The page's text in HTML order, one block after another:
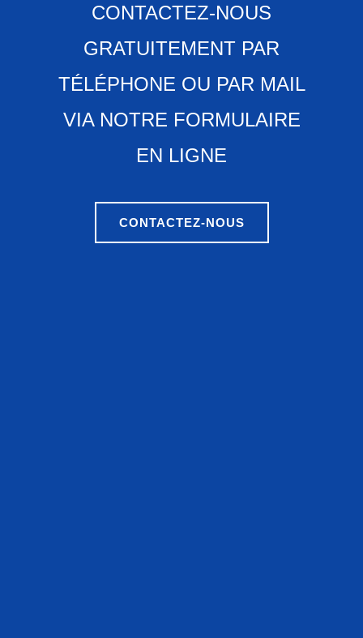
CONTACTEZ-NOUS
GRATUITEMENT PAR
TÉLÉPHONE OU PAR MAIL
VIA NOTRE FORMULAIRE
EN LIGNE
CONTACTEZ-NOUS